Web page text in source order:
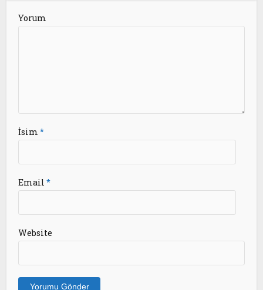
Yorum
İsim*
Email*
Website